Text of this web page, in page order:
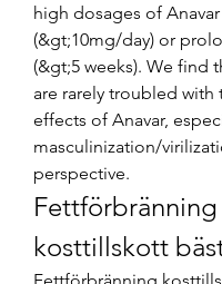
high dosages of Anavar
(&gt;10mg/day) or
(&gt;5 weeks). We find
are rarely troubled with
effects of Anavar,
masculinization/
perspective.
Fettförbränning
kosttillskott